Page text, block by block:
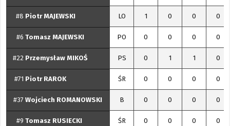
#8 PiotrMAJEWSKI LO 1 0 0 0
#6 Tomasz MAJEWSKI PO 0 0 0 0
#22 Przemysław MIKOŚ PS 0 1 1 0
#71 Piotr RAROK ŚR 0 0 0 0
#37 Wojciech ROMANOWSKI B 0 0 0 0
#9 Tomasz RUSIECKI ŚR 0 0 0 0